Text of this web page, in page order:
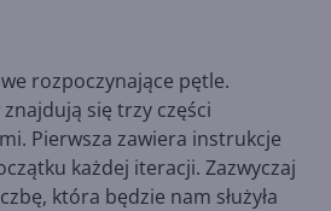
rozpoczynające pętle.
się trzy części
Pierwsza zawiera instrukcje
każdej iteracji. Zazwyczaj
która będzie nam służyła